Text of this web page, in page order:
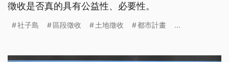
徵收是否真的具有公益性、必要性。
社子島 區段徵收 土地徵收 都市計畫 ...